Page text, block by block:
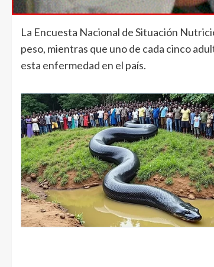
La Encuesta Nacional de Situación
peso, mientras que uno de cada cinco
esta enfermedad en el país.